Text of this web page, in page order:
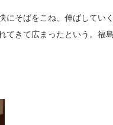
そばをこね、伸ばしてい
てきて広まったという。福